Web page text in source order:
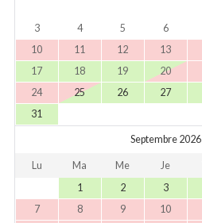
3
4 5 6
10
11 12 13
17
18 19 20
24
25 26 27
31
Septembre 2026
Lu Ma Me Je
1
2 3
7
8 9 10